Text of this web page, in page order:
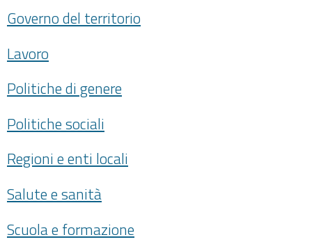
Governo del territorio
Lavoro
Politiche di genere
Politiche sociali
Regioni e enti locali
Salute e sanità
Scuola e formazione